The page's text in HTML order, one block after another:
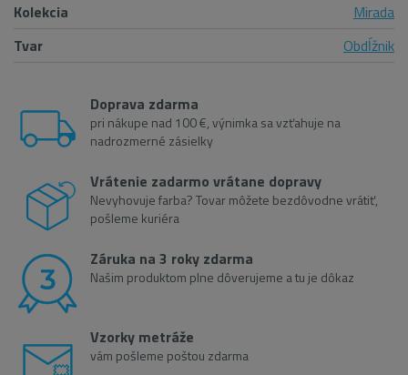
Kolekcia
Mirada
Tvar
Obdĺžnik
Doprava zdarma
pri nákupe nad 100 €, výnimka sa vzťahuje na
nadrozmerné zásielky
Vrátenie zadarmo vrátane dopravy
Nevyhovuje farba? Tovar môžete bezdôvodne vrátiť,
pošleme kuriéra
Záruka na 3 roky zdarma
Našim produktom plne dôverujeme a tu je dôkaz
Vzorky metráže
vám pošleme poštou zdarma